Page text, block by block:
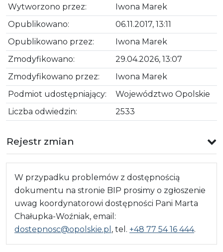
Wytworzono przez:
Iwona Marek
Opublikowano:
06.11.2017, 13:11
Opublikowano przez:
Iwona Marek
Zmodyfikowano:
29.04.2026, 13:07
Zmodyfikowano przez:
Iwona Marek
Podmiot udostępniający:
Województwo Opolskie
Liczba odwiedzin:
2533
Rejestr zmian
W przypadku problemów z dostępnością
dokumentu na stronie BIP prosimy o zgłoszenie
uwag koordynatorowi dostępności Pani Marta
Chałupka-Woźniak, email:
dostepnosc@opolskie.pl , tel. +48 77 54 16 444.